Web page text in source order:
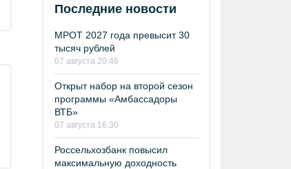
Последние новости
МРОТ 2027 года превысит 30
тысяч рублей
07 августа 20:46
Открыт набор на второй сезон
программы «Амбассадоры
ВТБ»
07 августа 16:30
Россельхозбанк повысил
максимальную доходность